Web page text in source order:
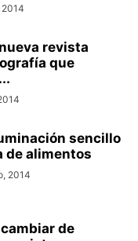
2014
revista
que
sencillo
de alimentos
2014
de